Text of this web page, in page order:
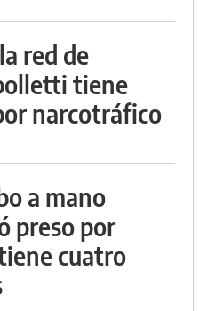
red de
tiene
narcotráfico
a mano
preso por
cuatro